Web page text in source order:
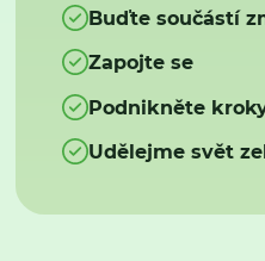
Buďte součástí
Zapojte se
Podnikněte
Udělejme svět